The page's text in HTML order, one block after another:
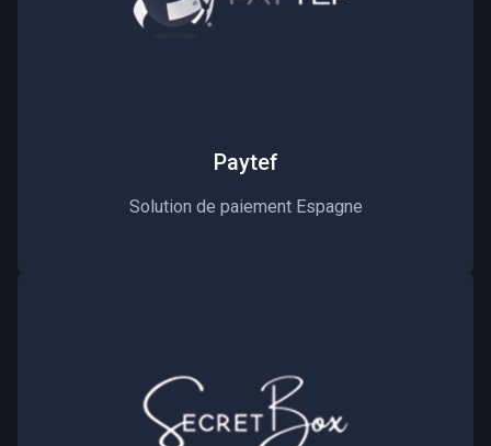
Paytef
Solution de paiement Espagne